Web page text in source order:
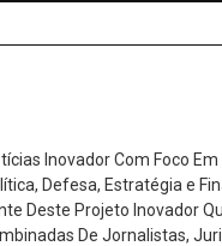
poder de
para o
4, 202512:15 pm
à liminar do ministro